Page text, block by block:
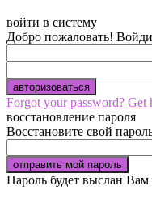
войти в систему
Добро пожаловать!
Forgot your password? Get
восстановление пароля
Восстановите свой
Пароль будет выслан Вам